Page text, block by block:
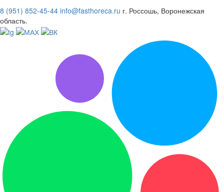
8 (951) 852-45-44 info@fasthoreca.ru г. Россошь, Воронежская
область.